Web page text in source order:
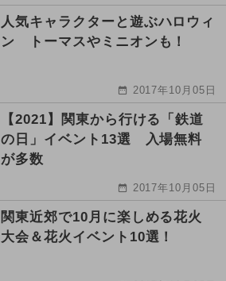
人気キャラクターと遊ぶハロウィ
ン トーマスやミニオンも！
2017年10月05日
【2021】関東から行ける「鉄道
の日」イベント13選 入場無料
が多数
2017年10月05日
関東近郊で10月に楽しめる花火
大会＆花火イベント10選！